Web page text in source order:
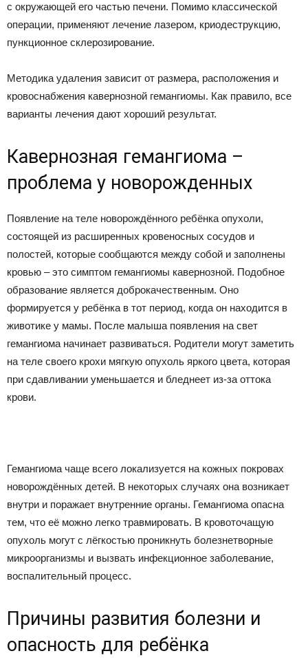
с окружающей его частью печени. Помимо классической
операции, применяют лечение лазером, криодеструкцию,
пункционное склерозирование.
Методика удаления зависит от размера, расположения и
кровоснабжения кавернозной гемангиомы. Как правило, все
варианты лечения дают хороший результат.
Кавернозная гемангиома –
проблема у новорожденных
Появление на теле новорождённого ребёнка опухоли,
состоящей из расширенных кровеносных сосудов и
полостей, которые сообщаются между собой и заполнены
кровью – это симптом гемангиомы кавернозной. Подобное
образование является доброкачественным. Оно
формируется у ребёнка в тот период, когда он находится в
животике у мамы. После малыша появления на свет
гемангиома начинает развиваться. Родители могут заметить
на теле своего крохи мягкую опухоль яркого цвета, которая
при сдавливании уменьшается и бледнеет из-за оттока
крови.
Гемангиома чаще всего локализуется на кожных покровах
новорождённых детей. В некоторых случаях она возникает
внутри и поражает внутренние органы. Гемангиома опасна
тем, что её можно легко травмировать. В кровоточащую
опухоль могут с лёгкостью проникнуть болезнетворные
микроорганизмы и вызвать инфекционное заболевание,
воспалительный процесс.
Причины развития болезни и
опасность для ребёнка